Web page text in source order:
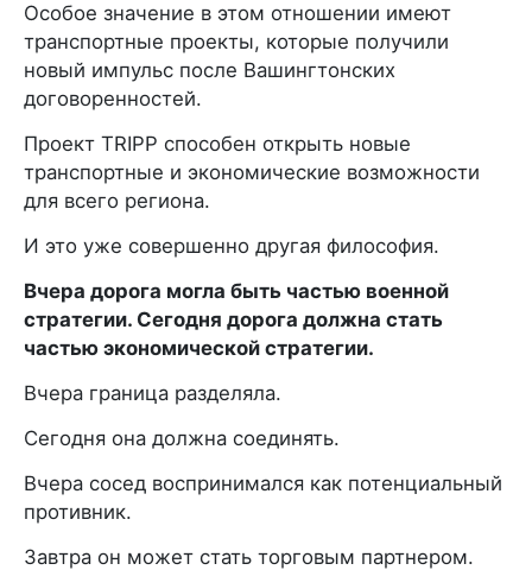
Особое значение в этом отношении имеют
транспортные проекты, которые получили
новый импульс после Вашингтонских
договоренностей.
Проект TRIPP способен открыть новые
транспортные и экономические возможности
для всего региона.
И это уже совершенно другая философия.
Вчера дорога могла быть частью военной
стратегии. Сегодня дорога должна стать
частью экономической стратегии.
Вчера граница разделяла.
Сегодня она должна соединять.
Вчера сосед воспринимался как потенциальный
противник.
Завтра он может стать торговым партнером.